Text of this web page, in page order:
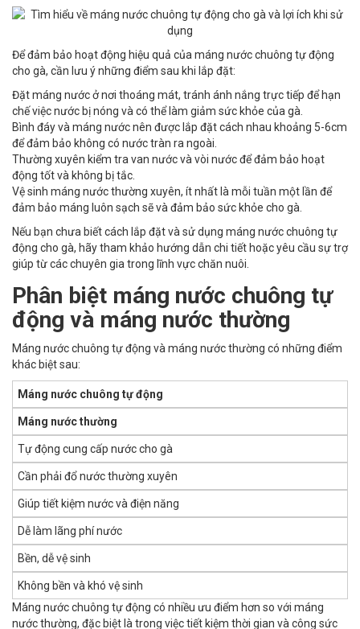
Để đảm bảo hoạt động hiệu quả của máng nước chuông tự động
cho gà, cần lưu ý những điểm sau khi lắp đặt:
Đặt máng nước ở nơi thoáng mát, tránh ánh nắng trực tiếp để hạn
chế việc nước bị nóng và có thể làm giảm sức khỏe của gà.
Bình đáy và máng nước nên được lắp đặt cách nhau khoảng 5-6cm
để đảm bảo không có nước tràn ra ngoài.
Thường xuyên kiểm tra van nước và vòi nước để đảm bảo hoạt
động tốt và không bị tắc.
Vệ sinh máng nước thường xuyên, ít nhất là mỗi tuần một lần để
đảm bảo máng luôn sạch sẽ và đảm bảo sức khỏe cho gà.
Nếu bạn chưa biết cách lắp đặt và sử dụng máng nước chuông tự
động cho gà, hãy tham khảo hướng dẫn chi tiết hoặc yêu cầu sự trợ
giúp từ các chuyên gia trong lĩnh vực chăn nuôi.
Phân biệt máng nước chuông tự
động và máng nước thường
Máng nước chuông tự động và máng nước thường có những điểm
khác biệt sau:
Máng nước chuông tự động
Máng nước thường
Tự động cung cấp nước cho gà
Cần phải đổ nước thường xuyên
Giúp tiết kiệm nước và điện năng
Dễ làm lãng phí nước
Bền, dễ vệ sinh
Không bền và khó vệ sinh
Máng nước chuông tự động có nhiều ưu điểm hơn so với máng
nước thường, đặc biệt là trong việc tiết kiệm thời gian và công sức